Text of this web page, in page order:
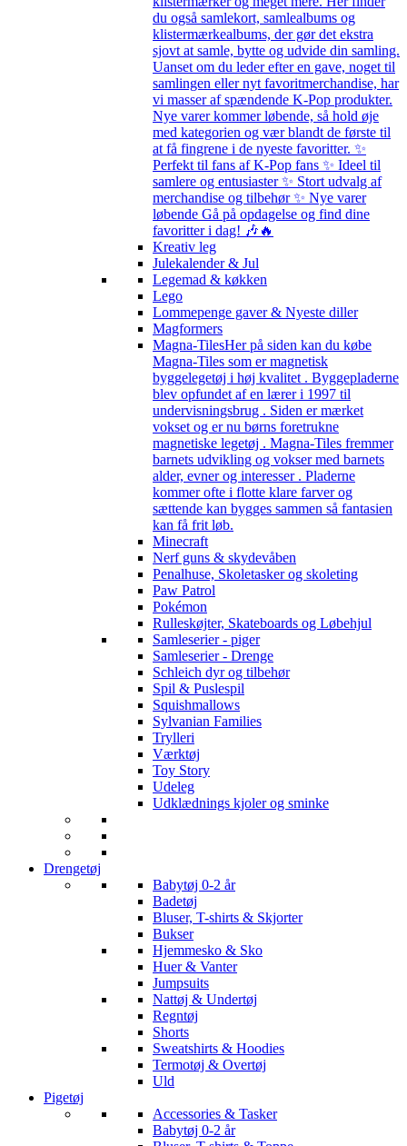
du også samlekort, samlealbums og
klistermærkealbums, der gør det ekstra
sjovt at samle, bytte og udvide din samling.
Uanset om du leder efter en gave, noget til
samlingen eller nyt favoritmerchandise, har
vi masser af spændende K-Pop produkter.
Nye varer kommer løbende, så hold øje
med kategorien og vær blandt de første til
at få fingrene i de nyeste favoritter. ✨
Perfekt til fans af K-Pop fans ✨ Ideel til
samlere og entusiaster ✨ Stort udvalg af
merchandise og tilbehør ✨ Nye varer
løbende Gå på opdagelse og find dine
favoritter i dag! 🎶🔥
Kreativ leg
Julekalender & Jul
Legemad & køkken
Lego
Lommepenge gaver & Nyeste diller
Magformers
Magna-TilesHer på siden kan du købe
Magna-Tiles som er magnetisk
byggelegetøj i høj kvalitet . Byggepladerne
blev opfundet af en lærer i 1997 til
undervisningsbrug . Siden er mærket
vokset og er nu børns foretrukne
magnetiske legetøj . Magna-Tiles fremmer
barnets udvikling og vokser med barnets
alder, evner og interesser . Pladerne
kommer ofte i flotte klare farver og
sættende kan bygges sammen så fantasien
kan få frit løb.
Minecraft
Nerf guns & skydevåben
Penalhuse, Skoletasker og skoleting
Paw Patrol
Pokémon
Rulleskøjter, Skateboards og Løbehjul
Samleserier - piger
Samleserier - Drenge
Schleich dyr og tilbehør
Spil & Puslespil
Squishmallows
Sylvanian Families
Trylleri
Værktøj
Toy Story
Udeleg
Udklædnings kjoler og sminke
Drengetøj
Babytøj 0-2 år
Badetøj
Bluser, T-shirts & Skjorter
Bukser
Hjemmesko & Sko
Huer & Vanter
Jumpsuits
Nattøj & Undertøj
Regntøj
Shorts
Sweatshirts & Hoodies
Termotøj & Overtøj
Uld
Pigetøj
Accessories & Tasker
Babytøj 0-2 år